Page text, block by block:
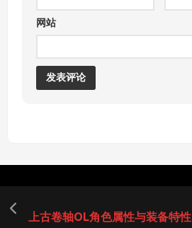
网站
上古卷轴OL角色属性与装备特性